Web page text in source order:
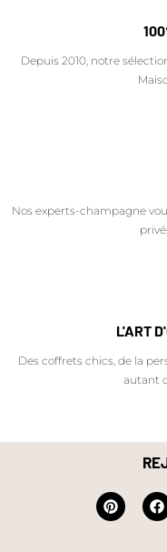
Depuis 2010, notre
Nos experts-champagne
L'ART
Des coffrets chics, de la
autant